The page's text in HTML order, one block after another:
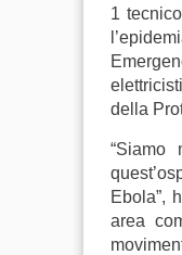
1
della
“Siamo
Ebola”,
area